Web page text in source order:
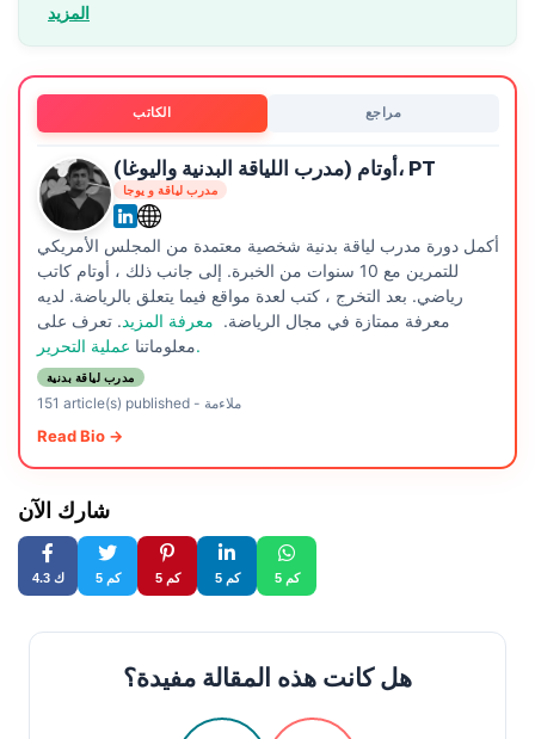
المزيد
الكاتب مراجع
أوتام (مدرب اللياقة البدنية واليوغا)، PT
مدرب لياقة و يوجا
أكمل دورة مدرب لياقة بدنية شخصية معتمدة من المجلس الأمريكي
للتمرين مع 10 سنوات من الخبرة. إلى جانب ذلك ، أوتام كاتب
رياضي. بعد التخرج ، كتب لعدة مواقع فيما يتعلق بالرياضة. لديه
معرفة ممتازة في مجال الرياضة. معرفة المزيد. تعرف على
معلوماتناعملية التحرير.
مدرب لياقة بدنية
151 article(s) published- ملاءمة
Read Bio →
شارك الآن
4.3 ك 5 كم 5 كم 5 كم 5 كم
هل كانت هذه المقالة مفيدة؟